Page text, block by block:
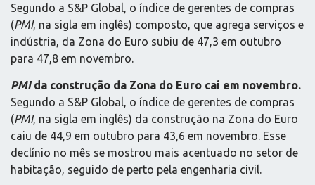
Segundo a S&P Global, o índice de gerentes de compras
(PMI, na sigla em inglês) composto, que agrega serviços e
indústria, da Zona do Euro subiu de 47,3 em outubro
para 47,8 em novembro.
PMIda construção da Zona do Euro cai em novembro.
Segundo a S&P Global, o índice de gerentes de compras
(PMI, na sigla em inglês) da construção na Zona do Euro
caiu de 44,9 em outubro para 43,6 em novembro. Esse
declínio no mês se mostrou mais acentuado no setor de
habitação, seguido de perto pela engenharia civil.